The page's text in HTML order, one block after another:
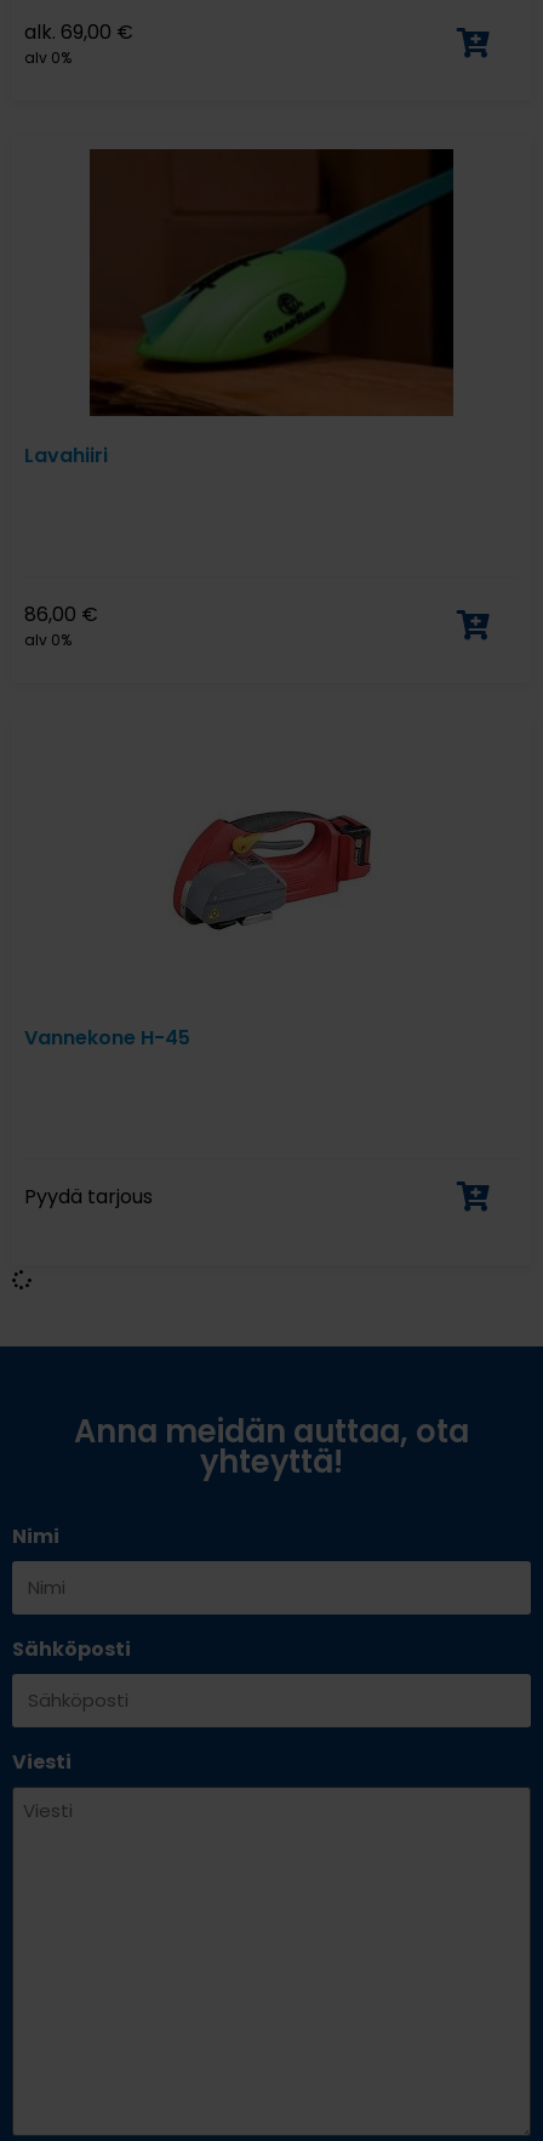
alk. 69,00 €
alv 0%
Lavahiiri
86,00 €
alv 0%
Vannekone H-45
Pyydä tarjous
Anna meidän auttaa, ota
yhteyttä!
Nimi
Sähköposti
Viesti